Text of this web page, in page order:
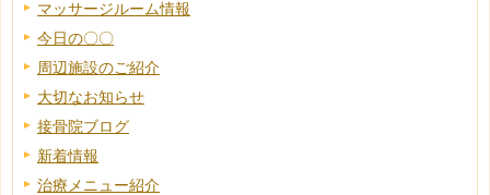
マッサージルーム情報
今日の〇〇
周辺施設のご紹介
大切なお知らせ
接骨院ブログ
新着情報
治療メニュー紹介